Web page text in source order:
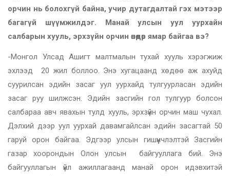
орчин нь болохгүй байна, учир дутагдалтай гэх мэтээр
багагүй шүүмжилдэг. Манай улсын уул уурхайн
салбарын хууль, эрхзүйн орчин өнөөдөр ямар байгаа вэ?
-Монгол Улсад Ашигт малтмалын тухай хууль хэрэгжиж
эхлээд 20 жил боллоо. Энэ хугацаанд хөдөө аж ахуйд
суурилсан эдийн засаг уул уурхайд тулгуурласан эдийн
засаг руу шилжсэн. Эдийн засгийн гол тулгуур болсон
салбараа авч явахын тулд хууль, эрхзүйн орчин маш чухал.
Дэлхий дээр уул уурхай давамгайлсан эдийн засагтай 50
гаруй орон байгаа. Эдгээр улсын гишүүнчлэлтэй Засгийн
газар хоорондын Олон улсын байгууллага бий. Энэ
байгууллагын үйл ажиллагаанд манай орон идэвхитэй